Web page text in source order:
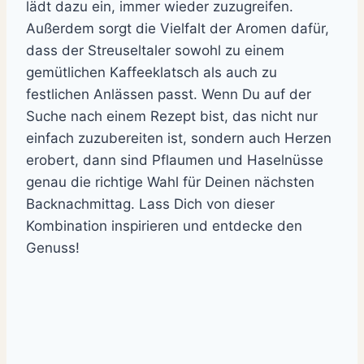
lädt dazu ein, immer wieder zuzugreifen.
Außerdem sorgt die Vielfalt der Aromen dafür,
dass der Streuseltaler sowohl zu einem
gemütlichen Kaffeeklatsch als auch zu
festlichen Anlässen passt. Wenn Du auf der
Suche nach einem Rezept bist, das nicht nur
einfach zuzubereiten ist, sondern auch Herzen
erobert, dann sind Pflaumen und Haselnüsse
genau die richtige Wahl für Deinen nächsten
Backnachmittag. Lass Dich von dieser
Kombination inspirieren und entdecke den
Genuss!